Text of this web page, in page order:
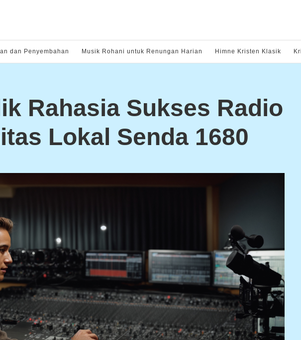
dan Penyembahan Musik Rohani untuk Renungan Harian Himne Kristen Klasik
Rahasia Sukses Radio
Lokal Senda 1680